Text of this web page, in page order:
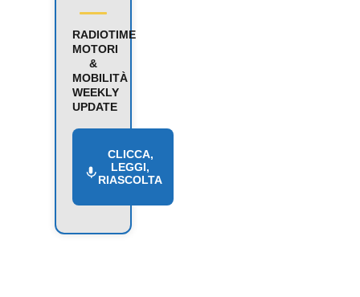
RADIOTIME
MOTORI
&
MOBILITÀ
WEEKLY
UPDATE
CLICCA,
LEGGI,
RIASCOLTA